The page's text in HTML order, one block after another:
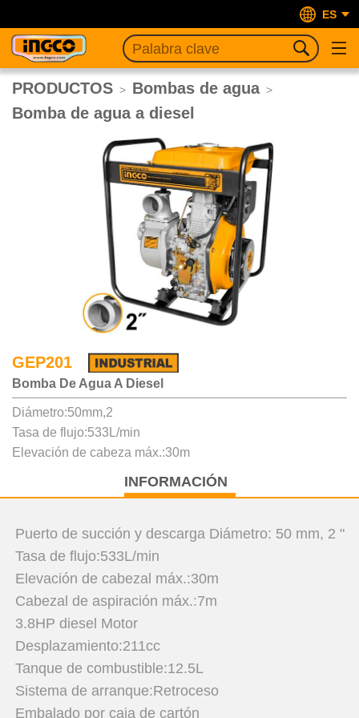
ES
PRODUCTOS > Bombas de agua >
Bomba de agua a diesel
GEP201
Bomba De Agua A Diesel
Diámetro:50mm,2
Tasa de flujo:533L/min
Elevación de cabeza máx.:30m
INFORMACIÓN
Puerto de succión y descarga Diámetro: 50 mm, 2 "
Tasa de flujo:533L/min
Elevación de cabezal máx.:30m
Cabezal de aspiración máx.:7m
3.8HP diesel Motor
Desplazamiento:211cc
Tanque de combustible:12.5L
Sistema de arranque:Retroceso
Embalado por caja de cartón